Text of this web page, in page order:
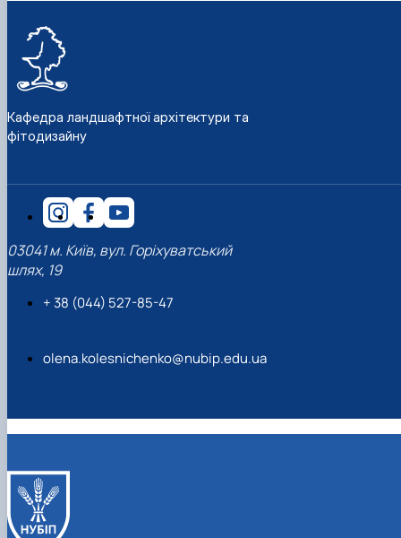
Кафедра ландшафтної архітектури та
фітодизайну
03041 м. Київ, вул. Горіхуватський
шлях, 19
+ 38 (044) 527-85-47
olena.kolesnichenko@nubip.edu.ua